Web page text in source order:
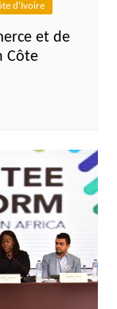
d'Ivoire
et de
Côte